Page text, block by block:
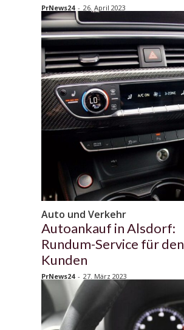
PrNews24 - 26. April 2023
Auto und Verkehr
Autoankauf in Alsdorf:
Rundum-Service für den
Kunden
PrNews24 - 27. März 2023